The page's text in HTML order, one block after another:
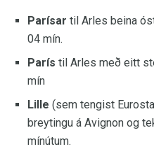
Parísar til Arles beina
04 mín.
París til Arles með eitt
mín
Lille (sem tengist
breytingu á Avignon og
mínútum.